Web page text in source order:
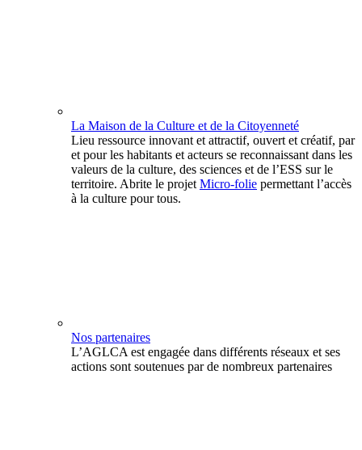
La Maison de la Culture et de la Citoyenneté
Lieu ressource innovant et attractif, ouvert et créatif, par
et pour les habitants et acteurs se reconnaissant dans les
valeurs de la culture, des sciences et de l’ESS sur le
territoire. Abrite le projet Micro-folie permettant l’accès
à la culture pour tous.
Nos partenaires
L’AGLCA est engagée dans différents réseaux et ses
actions sont soutenues par de nombreux partenaires